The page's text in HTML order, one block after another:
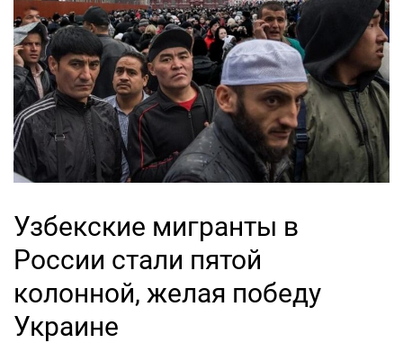
Узбекские мигранты в
России стали пятой
колонной, желая победу
Украине